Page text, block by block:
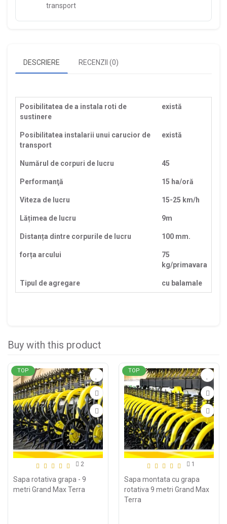
transport
DESCRIERE RECENZII (0)
Posibilitatea de a instala roti de
sustinere
există
Posibilitatea instalarii unui carucior de
transport
există
Numărul de corpuri de lucru 45
Performanţă 15 ha/oră
Viteza de lucru 15-25 km/h
Lățimea de lucru 9m
Distanța dintre corpurile de lucru 100 mm.
forța arcului
75
kg/primavara
Tipul de agregare cu balamale
Buy with this product
TOP
2
Sapa rotativa grapa - 9
metri Grand Max Terra
TOP
1
Sapa montata cu grapa
rotativa 9 metri Grand Max
Terra